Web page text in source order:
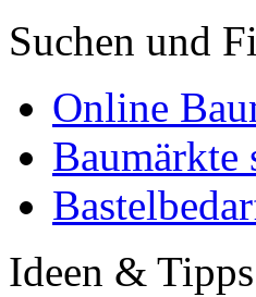
Suchen und
Online
Baumärkte
Ideen & Tipps